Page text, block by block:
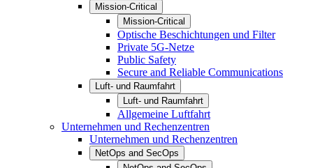
Mission-Critical
Mission-Critical
Optische Beschichtungen und Filter
Private 5G-Netze
Public Safety
Secure and Reliable Communications
Luft- und Raumfahrt
Luft- und Raumfahrt
Allgemeine Luftfahrt
Unternehmen und Rechenzentren
Unternehmen und Rechenzentren
NetOps and SecOps